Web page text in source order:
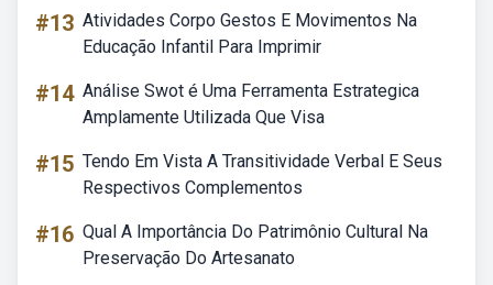
#13 Atividades Corpo Gestos E Movimentos Na
Educação Infantil Para Imprimir
#14 Análise Swot é Uma Ferramenta Estrategica
Amplamente Utilizada Que Visa
#15 Tendo Em Vista A Transitividade Verbal E Seus
Respectivos Complementos
#16 Qual A Importância Do Patrimônio Cultural Na
Preservação Do Artesanato